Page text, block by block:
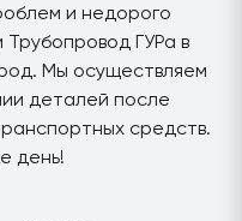
и недорого
ГУРа в
Мы осуществляем
деталей после
средств.
день!